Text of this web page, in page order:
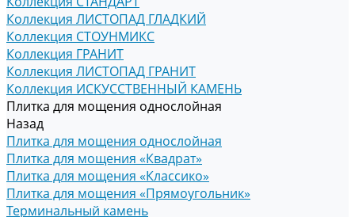
Коллекция ЛИСТОПАД ГЛАДКИЙ
Коллекция СТОУНМИКС
Коллекция ГРАНИТ
Коллекция ЛИСТОПАД ГРАНИТ
Коллекция ИСКУССТВЕННЫЙ КАМЕНЬ
Плитка для мощения однослойная
Назад
Плитка для мощения однослойная
Плитка для мощения «Квадрат»
Плитка для мощения «Классико»
Плитка для мощения «Прямоугольник»
Терминальный камень